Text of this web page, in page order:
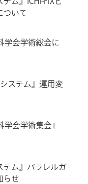
ついて
学会学術総会に
ステム』運用変
学会学術集会』
テム』パラレルガ
らせ